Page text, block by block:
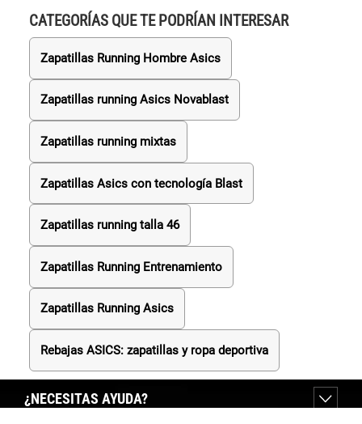
CATEGORÍAS QUE TE PODRÍAN INTERESAR
Zapatillas Running Hombre Asics
Zapatillas running Asics Novablast
Zapatillas running mixtas
Zapatillas Asics con tecnología Blast
Zapatillas running talla 46
Zapatillas Running Entrenamiento
Zapatillas Running Asics
Rebajas ASICS: zapatillas y ropa deportiva
¿NECESITAS AYUDA?